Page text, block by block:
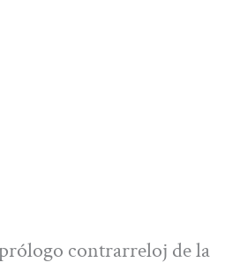
contrarreloj de la